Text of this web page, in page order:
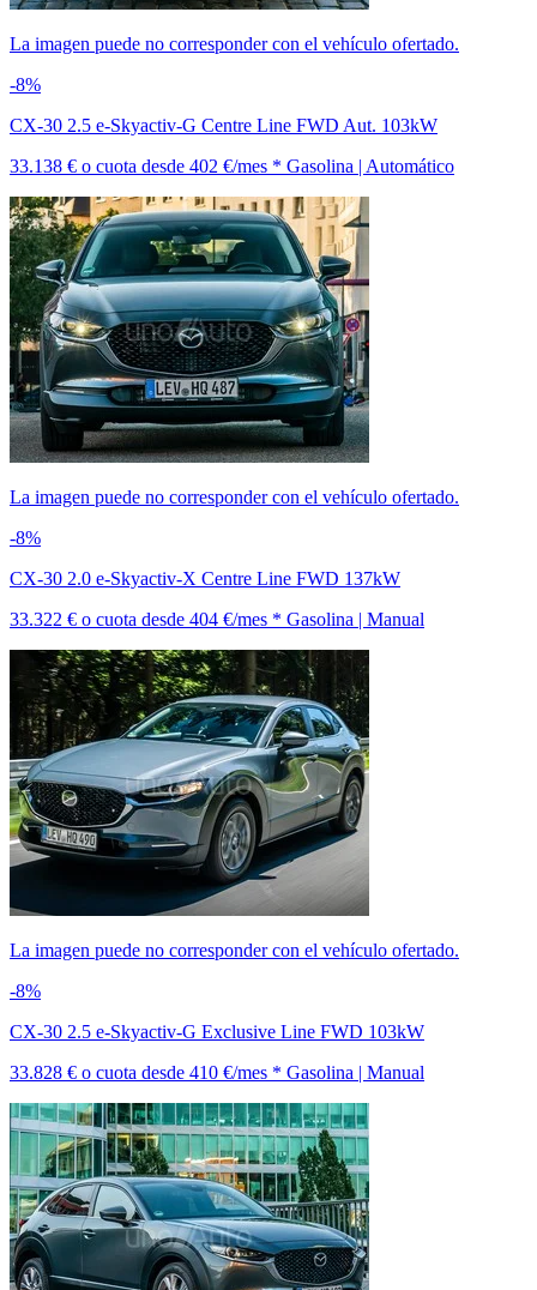
La imagen puede no corresponder con el vehículo ofertado.
-8%
CX-30 2.5 e-Skyactiv-G Centre Line FWD Aut. 103kW
33.138 € o cuota desde 402 €/mes * Gasolina | Automático
La imagen puede no corresponder con el vehículo ofertado.
-8%
CX-30 2.0 e-Skyactiv-X Centre Line FWD 137kW
33.322 € o cuota desde 404 €/mes * Gasolina | Manual
La imagen puede no corresponder con el vehículo ofertado.
-8%
CX-30 2.5 e-Skyactiv-G Exclusive Line FWD 103kW
33.828 € o cuota desde 410 €/mes * Gasolina | Manual